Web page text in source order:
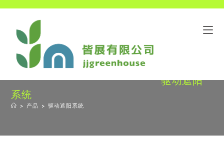
驱动遮阳
系统
> 产品 > 驱动遮阳系统